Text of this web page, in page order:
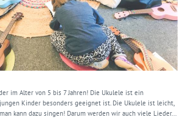
im Alter von 5 bis 7 Jahren! Die Ukulele ist ein
Kinder besonders geeignet ist. Die Ukulele ist leicht,
kann dazu singen! Darum werden wir auch viele Lieder...